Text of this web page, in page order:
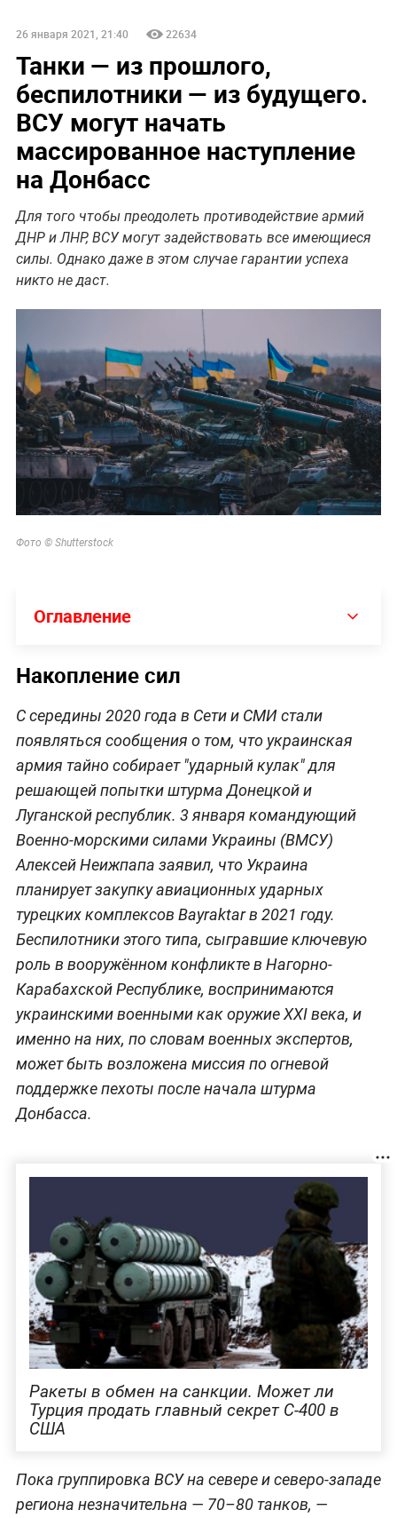
26 января 2021, 21:40 22634
Танки — из прошлого,
беспилотники — из будущего.
ВСУ могут начать
массированное наступление
на Донбасс
Для того чтобы преодолеть противодействие армий
ДНР и ЛНР, ВСУ могут задействовать все имеющиеся
силы. Однако даже в этом случае гарантии успеха
никто не даст.
Фото © Shutterstock
Оглавление
Накопление сил
С середины 2020 года в Сети и СМИ стали
появляться сообщения о том, что украинская
армия тайно собирает "ударный кулак" для
решающей попытки штурма Донецкой и
Луганской республик. 3 января командующий
Военно-морскими силами Украины (ВМСУ)
Алексей Неижпапа заявил, что Украина
планирует закупку авиационных ударных
турецких комплексов Bayraktar в 2021 году.
Беспилотники этого типа, сыгравшие ключевую
роль в вооружённом конфликте в Нагорно-
Карабахской Республике, воспринимаются
украинскими военными как оружие XXI века, и
именно на них, по словам военных экспертов,
может быть возложена миссия по огневой
поддержке пехоты после начала штурма
Донбасса.
Ракеты в обмен на санкции. Может ли
Турция продать главный секрет С-400 в
США
Пока группировка ВСУ на севере и северо-западе
региона незначительна — 70–80 танков, —